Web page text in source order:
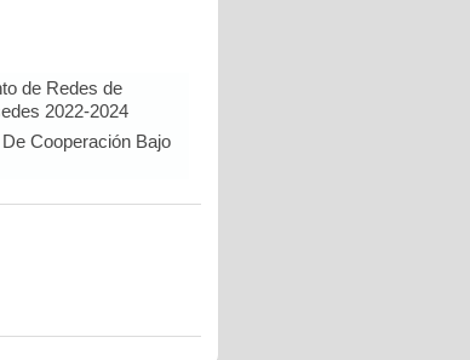
de Redes de
2022-2024
Cooperación Bajo